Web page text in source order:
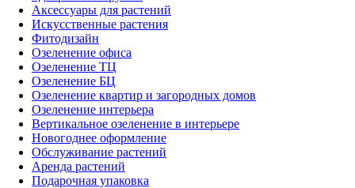
Аксессуары для растений
Искусственные растения
Фитодизайн
Озеленение офиса
Озеленение ТЦ
Озеленение БЦ
Озеленение квартир и загородных домов
Озеленение интерьера
Вертикальное озеленение в интерьере
Новогоднее оформление
Обслуживание растений
Аренда растений
Подарочная упаковка